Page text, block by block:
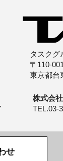
タスクグ
〒110-
東京都台
株式会
TEL.03-
せ